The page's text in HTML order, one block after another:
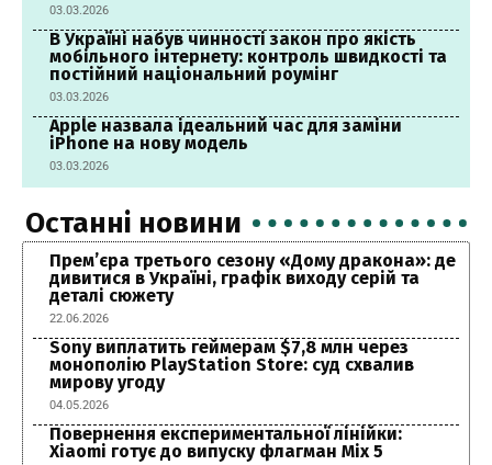
03.03.2026
В Україні набув чинності закон про якість
мобільного інтернету: контроль швидкості та
постійний національний роумінг
03.03.2026
Apple назвала ідеальний час для заміни
iPhone на нову модель
03.03.2026
Останні новини
Прем’єра третього сезону «Дому дракона»: де
дивитися в Україні, графік виходу серій та
деталі сюжету
22.06.2026
Sony виплатить геймерам $7,8 млн через
монополію PlayStation Store: суд схвалив
мирову угоду
04.05.2026
Повернення експериментальної лінійки:
Xiaomi готує до випуску флагман Mix 5